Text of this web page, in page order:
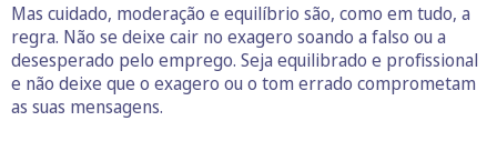
Mas cuidado, moderação e equilíbrio são, como em tudo, a
regra. Não se deixe cair no exagero soando a falso ou a
desesperado pelo emprego. Seja equilibrado e profissional
e não deixe que o exagero ou o tom errado comprometam
as suas mensagens.